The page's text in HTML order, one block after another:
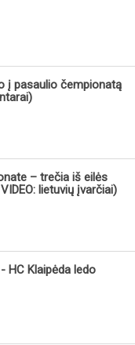
į pasaulio čempionatą
– trečia iš eilės
lietuvių įvarčiai)
HC Klaipėda ledo